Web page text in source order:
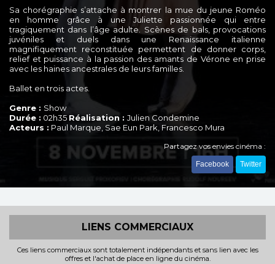
Sa chorégraphie s’attache à montrer la mue du jeune Roméo
en homme grâce à une Juliette passionnée qui entre
tragiquement dans l’âge adulte. Scènes de bals, provocations
juvéniles et duels dans une Renaissance italienne
magnifiquement reconstituée permettent de donner corps,
relief et puissance à la passion des amants de Vérone en prise
avec les haines ancestrales de leurs familles.
Ballet en trois actes.
Genre : Show
Durée : 02h35 Réalisation : Julien Condemine
Acteurs : Paul Marque, Sae Eun Park, Francesco Mura
Partagez vos envies cinéma :
Facebook Twitter
LIENS COMMERCIAUX
Ces liens commerciaux sont totalement indépendants et sans lien avec les
offres et l'achat de place en ligne du cinéma.